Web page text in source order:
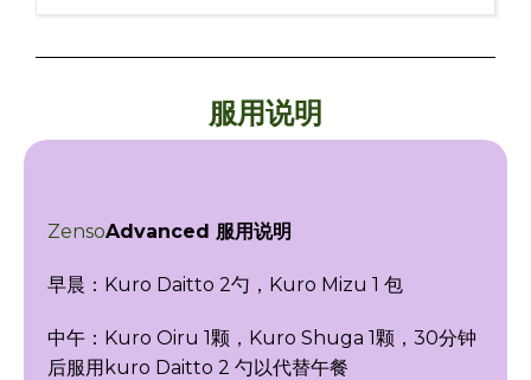
服用说明
ZensoAdvanced 服用说明
早晨：Kuro Daitto 2勺，Kuro Mizu 1 包
中午：Kuro Oiru 1颗，Kuro Shuga 1颗，30分钟
后服用kuro Daitto 2 勺以代替午餐